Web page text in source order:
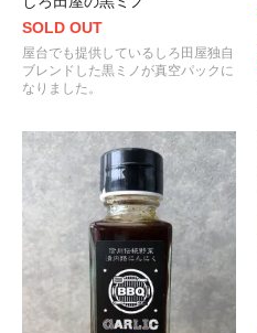
SOLD OUT
屋台でも提供しているしろ田屋独自
ブレンドした黒ミノが真空パックに
なりました。